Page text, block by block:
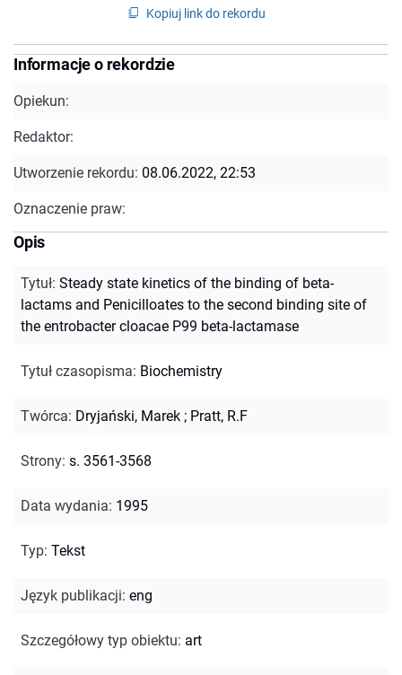
Kopiuj link do rekordu
Informacje o rekordzie
Opiekun:
Redaktor:
Utworzenie rekordu: 08.06.2022, 22:53
Oznaczenie praw:
Opis
Tytuł: Steady state kinetics of the binding of beta-
lactams and Penicilloates to the second binding site of
the entrobacter cloacae P99 beta-lactamase
Tytuł czasopisma: Biochemistry
Twórca: Dryjański, Marek ; Pratt, R.F
Strony: s. 3561-3568
Data wydania: 1995
Typ: Tekst
Język publikacji: eng
Szczegółowy typ obiektu: art